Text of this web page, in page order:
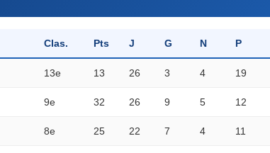
Clas. Pts J G N P
13e 13 26 3 4 19
9e 32 26 9 5 12
8e 25 22 7 4 11